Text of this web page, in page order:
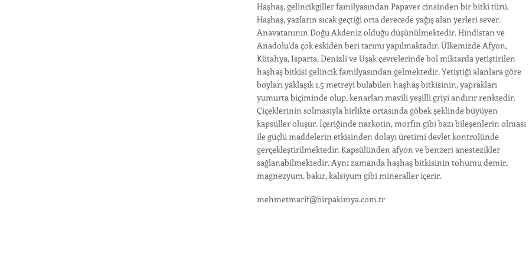
Haşhaş, gelincikgiller familyasından Papaver cinsinden bir bitki türü.
Haşhaş, yazların sıcak geçtiği orta derecede yağış alan yerleri sever.
Anavatanının Doğu Akdeniz olduğu düşünülmektedir. Hindistan ve
Anadolu'da çok eskiden beri tarımı yapılmaktadır. Ülkemizde Afyon,
Kütahya, Isparta, Denizli ve Uşak çevrelerinde bol miktarda yetiştirilen
haşhaş bitkisi gelincik familyasından gelmektedir. Yetiştiği alanlara göre
boyları yaklaşık 1.5 metreyi bulabilen haşhaş bitkisinin, yaprakları
yumurta biçiminde olup, kenarları mavili yeşilli griyi andırır renktedir.
Çiçeklerinin solmasıyla birlikte ortasında göbek şeklinde büyüyen
kapsüller oluşur. İçeriğinde narkotin, morfin gibi bazı bileşenlerin olması
ile güçlü maddelerin etkisinden dolayı üretimi devlet kontrolünde
gerçekleştirilmektedir. Kapsülünden afyon ve benzeri anestezikler
sağlanabilmektedir. Aynı zamanda haşhaş bitkisinin tohumu demir,
magnezyum, bakır, kalsiyum gibi mineraller içerir.
mehmetmarif@birpakimya.com.tr